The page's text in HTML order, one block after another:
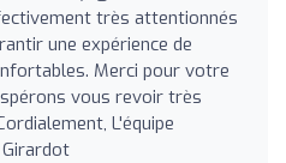
très attentionnés
une expérience de
Merci pour votre
vous revoir très
L'équipe